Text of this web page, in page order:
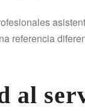
referencia
al